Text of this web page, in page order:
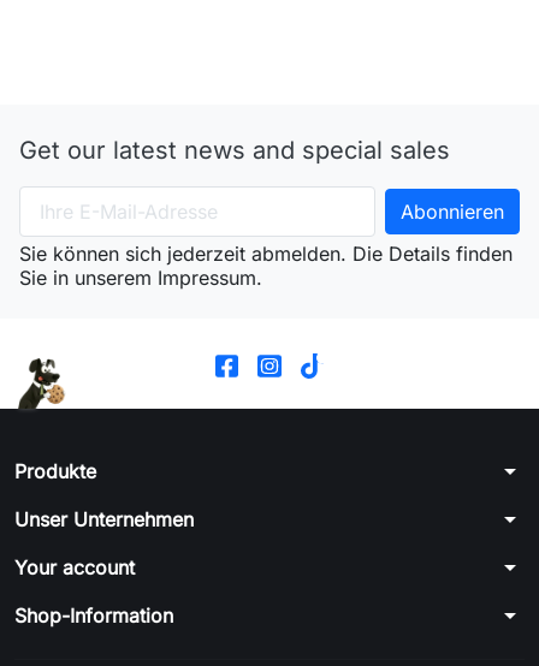
Get our latest news and special sales
Sie können sich jederzeit abmelden. Die Details finden
Sie in unserem Impressum.
Produkte arrow_drop_down
Unser Unternehmen arrow_drop_down
Your account arrow_drop_down
Shop-Information arrow_drop_down